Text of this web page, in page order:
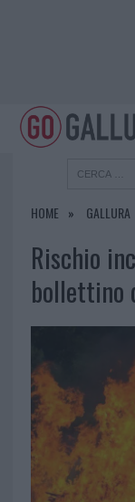
HOME GALLURA
Rischio
bollettino